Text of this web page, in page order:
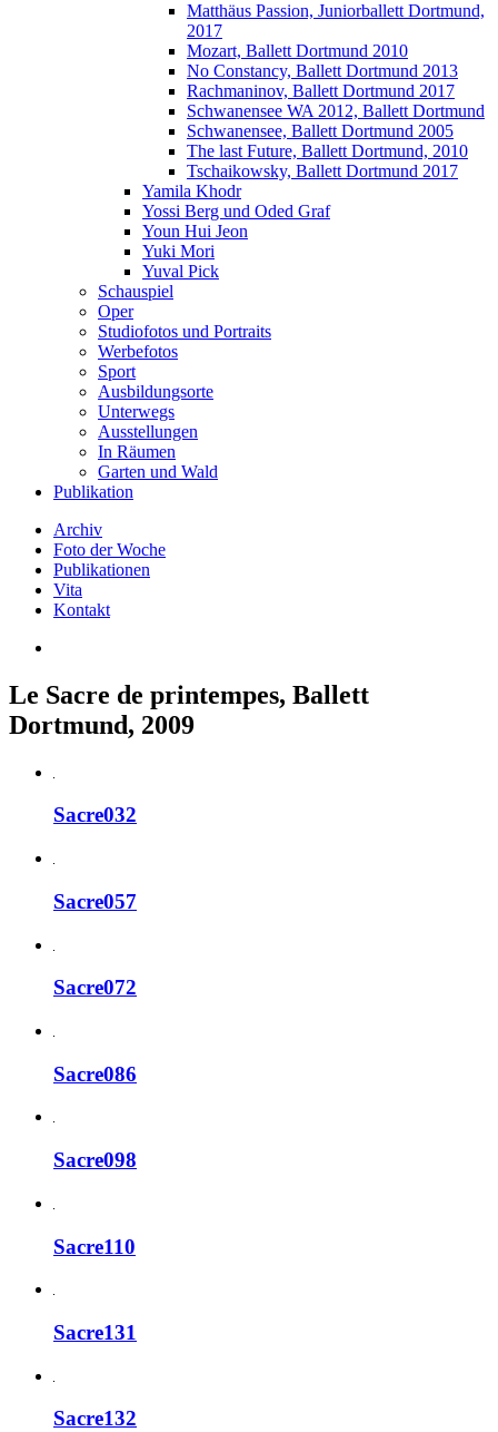
Matthäus Passion, Juniorballett Dortmund,
2017
Mozart, Ballett Dortmund 2010
No Constancy, Ballett Dortmund 2013
Rachmaninov, Ballett Dortmund 2017
Schwanensee WA 2012, Ballett Dortmund
Schwanensee, Ballett Dortmund 2005
The last Future, Ballett Dortmund, 2010
Tschaikowsky, Ballett Dortmund 2017
Yamila Khodr
Yossi Berg und Oded Graf
Youn Hui Jeon
Yuki Mori
Yuval Pick
Schauspiel
Oper
Studiofotos und Portraits
Werbefotos
Sport
Ausbildungsorte
Unterwegs
Ausstellungen
In Räumen
Garten und Wald
Publikation
Archiv
Foto der Woche
Publikationen
Vita
Kontakt
Le Sacre de printempes, Ballett
Dortmund, 2009
Sacre032
Sacre057
Sacre072
Sacre086
Sacre098
Sacre110
Sacre131
Sacre132